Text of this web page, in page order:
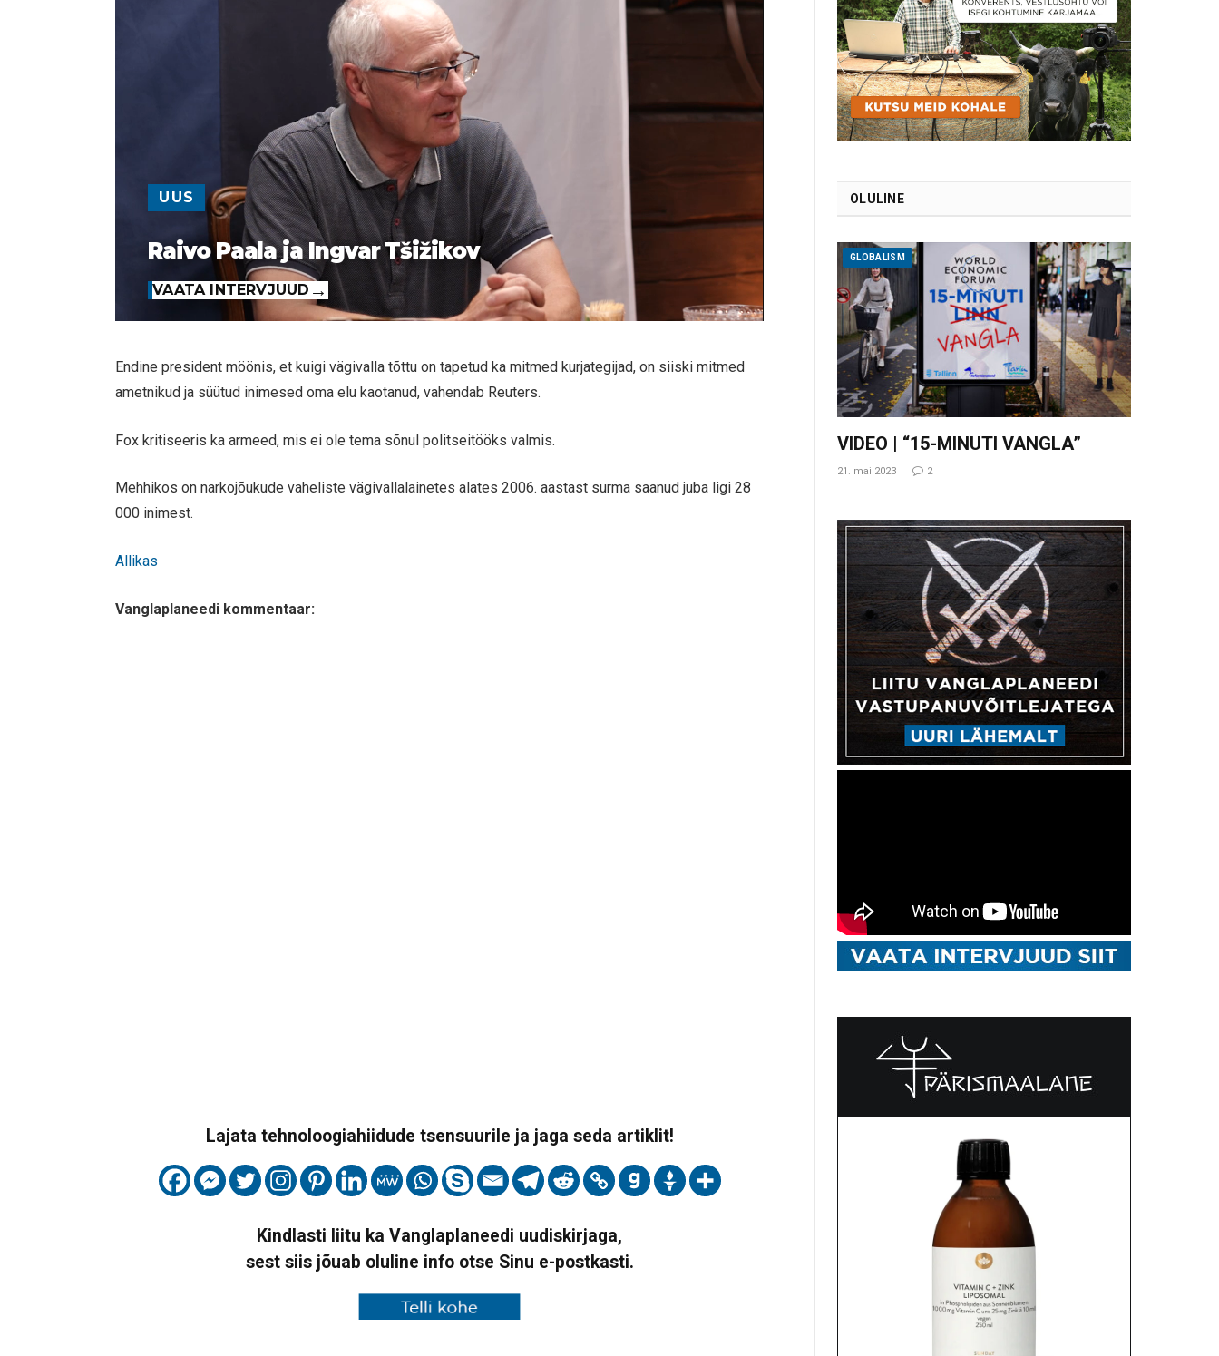
UUS
Raivo Paala ja Ingvar Tšižikov
VAATA INTERVJUUD
Endine president möönis, et kuigi vägivalla tõttu on tapetud ka mitmed kurjategijad, on siiski mitmed
ametnikud ja süütud inimesed oma elu kaotanud, vahendab Reuters.
Fox kritiseeris ka armeed, mis ei ole tema sõnul politseitööks valmis.
Mehhikos on narkojõukude vaheliste vägivallalainetes alates 2006. aastast surma saanud juba ligi 28
000 inimest.
Allikas
Vanglaplaneedi kommentaar:
Lajata tehnoloogiahiidude tsensuurile ja jaga seda artiklit!
Kindlasti liitu ka Vanglaplaneedi uudiskirjaga,
sest siis jõuab oluline info otse Sinu e-postkasti.
OLULINE
GLOBALISM
VIDEO | “15-MINUTI VANGLA”
21. mai 2023 2